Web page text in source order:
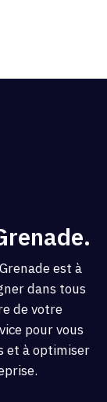
est à
dans tous
de votre
pour vous
et à optimiser